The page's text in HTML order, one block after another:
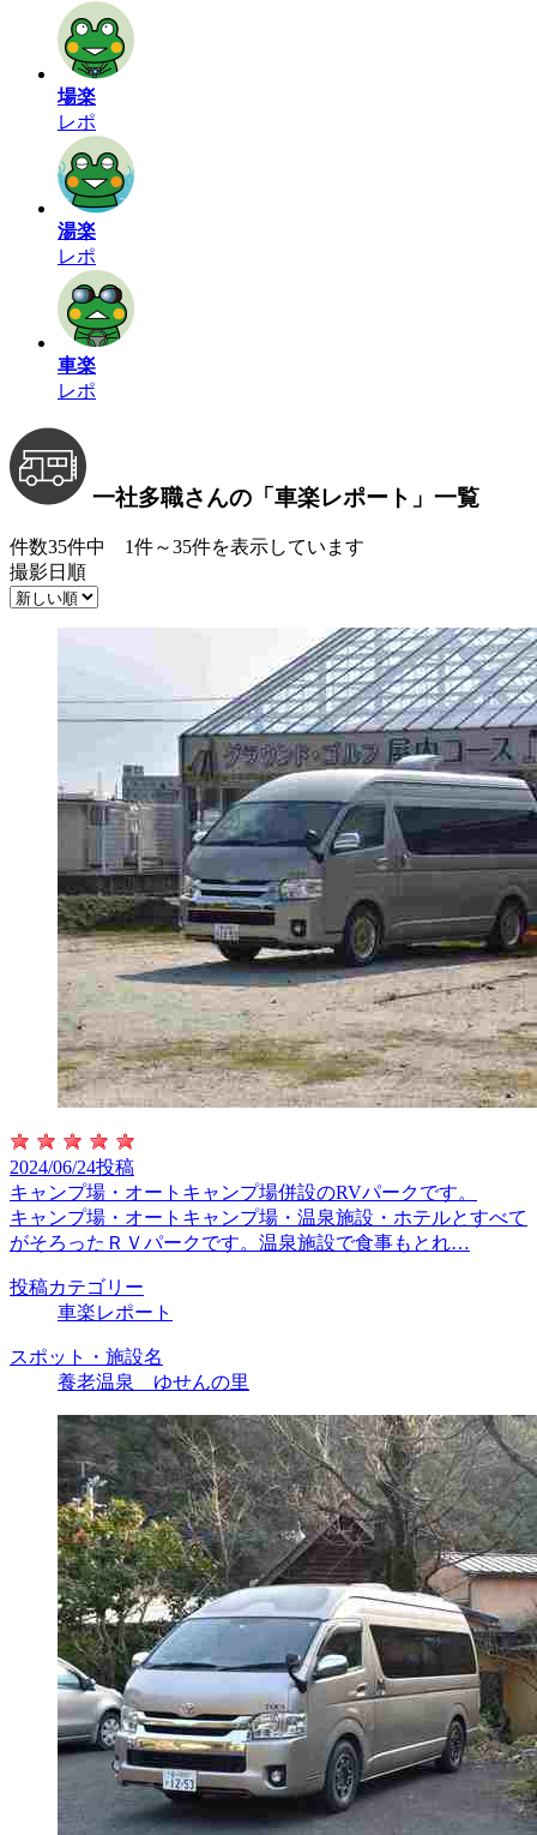
場楽
レポ
湯楽
レポ
車楽
レポ
一社多職さんの 「車楽レポート」 一覧
件数35件中 1件～35件を表示しています
撮影日順
2024/06/24投稿
キャンプ場・オートキャンプ場併設のRVパークです。
キャンプ場・オートキャンプ場・温泉施設・ホテルとすべて
がそろったＲＶパークです。温泉施設で食事もとれ…
投稿カテゴリー
車楽レポート
スポット・施設名
養老温泉 ゆせんの里